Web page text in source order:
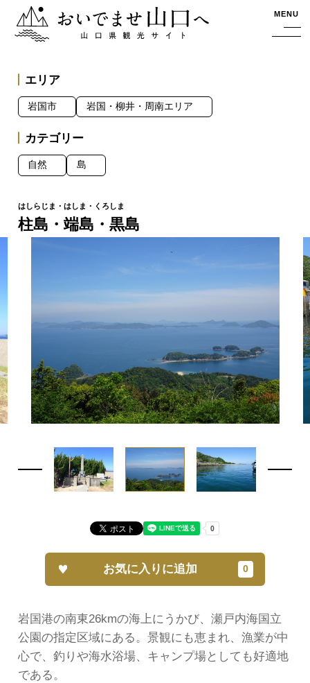
おいでませ山口へー山口県観光サイト MENU
柱島・端島・黒島
岩国港の南東26kmの海上にうかび、瀬戸内海国立
公園の指定区域にある。景観にも恵まれ、漁業が中
心で、釣りや海水浴場、キャンプ場としても好適地
である。
お気に入りに追加
エリア
岩国市 岩国・柳井・周南エリア
カテゴリー
自然 島